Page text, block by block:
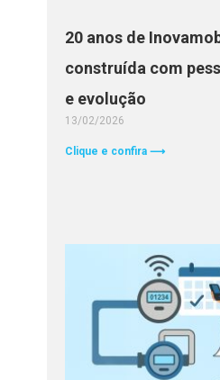
20 anos de
construída com
e evolução
13/02/2026
Clique e confira ⟶